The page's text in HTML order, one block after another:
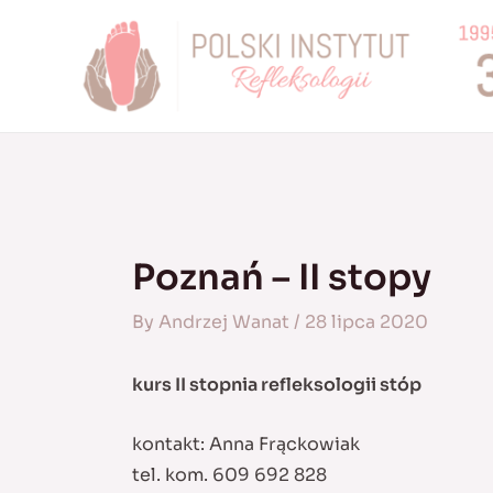
Poznań – II stopy
By Andrzej Wanat / 28 lipca 2020
kurs II stopnia refleksologii stóp
kontakt: Anna Frąckowiak
tel. kom. 609 692 828